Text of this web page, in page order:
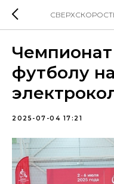
СВЕРХСКОРОСТЬ:
футболу на
2025-07-04 17:21